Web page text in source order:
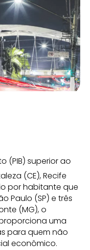
(PIB) superior ao
(CE), Recife
por habitante que
Paulo (SP) e três
(MG), o
uma
para quem não
econômico.